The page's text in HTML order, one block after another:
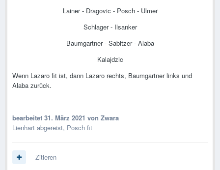
Lainer - Dragovic - Posch - Ulmer
Schlager - Ilsanker
Baumgartner - Sabitzer - Alaba
Kalajdzic
Wenn Lazaro fit ist, dann Lazaro rechts, Baumgartner links und
Alaba zurück.
bearbeitet 31. März 2021 von Zwara
Lienhart abgereist, Posch fit
Zitieren